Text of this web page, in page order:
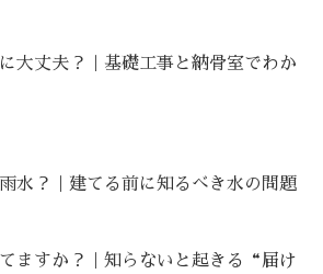
大丈夫？｜基礎工事と納骨室でわか
水？｜建てる前に知るべき水の問題
ますか？｜知らないと起きる“届け